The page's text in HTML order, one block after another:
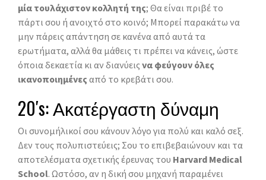
μία τουλάχιστον κολλητή της; Θα είναι πριβέ το
πάρτι σου ή ανοιχτό στο κοινό; Μπορεί παρακάτω να
μην πάρεις απάντηση σε κανένα από αυτά τα
ερωτήματα, αλλά θα μάθεις τι πρέπει να κάνεις, ώστε
όποια δεκαετία κι αν διανύεις να φεύγουν όλες
ικανοποιημένες από το κρεβάτι σου.
20′s: Ακατέργαστη δύναμη
Οι συνομήλικοί σου κάνουν λόγο για πολύ και καλό σεξ.
Δεν τους πολυπιστεύεις; Σου το επιβεβαιώνουν και τα
αποτελέσματα σχετικής έρευνας του Harvard Medical
School. Ωστόσο, αν η δική σου μηχανή παραμένει